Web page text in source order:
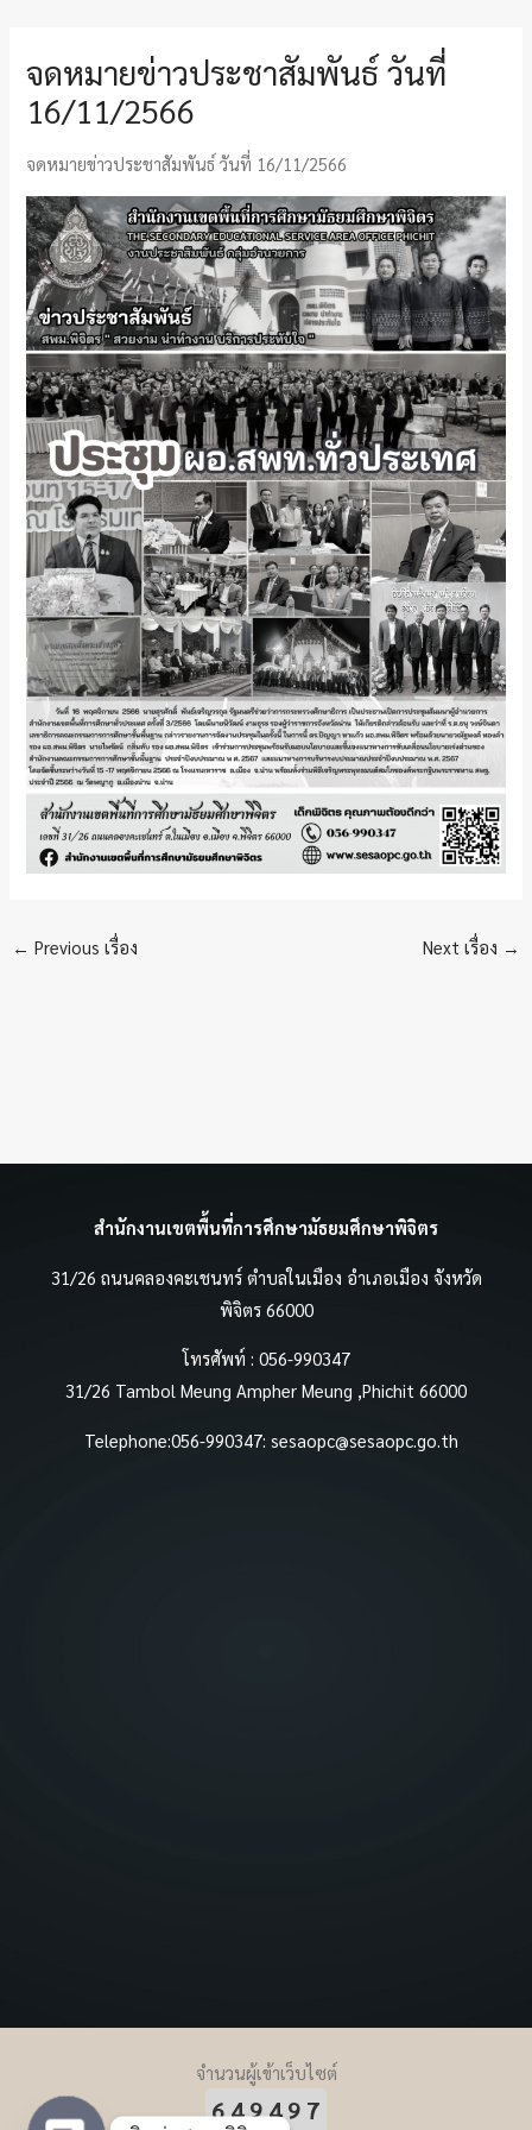
จดหมายข่าวประชาสัมพันธ์ วันที่
16/11/2566
จดหมายข่าวประชาสัมพันธ์ วันที่ 16/11/2566
← Previous เรื่อง Next เรื่อง →
สำนักงานเขตพื้นที่การศึกษามัธยมศึกษาพิจิตร
31/26 ถนนคลองคะเชนทร์ ตำบลในเมือง อำเภอเมือง จังหวัด
พิจิตร 66000
โทรศัพท์ : 056-990347
31/26 Tambol Meung Ampher Meung ,Phichit 66000
Telephone:056-990347: sesaopc@sesaopc.go.th
จำนวนผู้เข้าเว็บไซต์
649497